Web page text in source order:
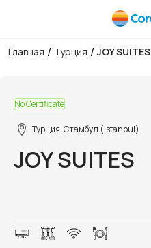
Главная / Турция / JOY SUITES
No Certificate
Турция, Стамбул (Istanbul)
JOY SUITES